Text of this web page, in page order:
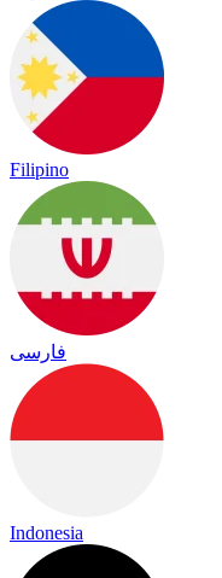
Filipino
فارسی
Indonesia